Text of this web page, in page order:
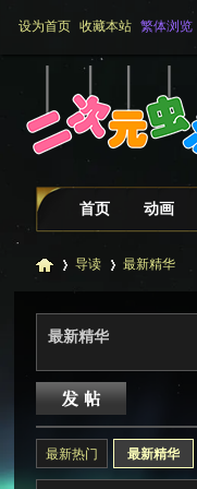
设为首页 收藏本站 繁体浏览
首页 动画
导读 最新精华
最新精华
最新热门 最新精华